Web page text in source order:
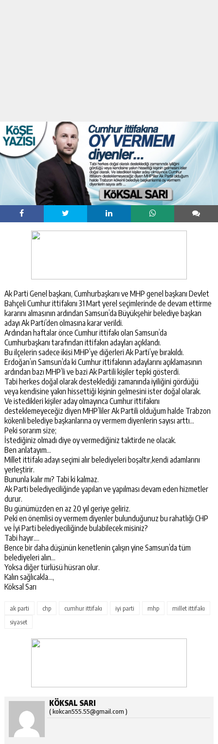
Ak Parti Genel başkanı, Cumhurbaşkanı ve MHP genel başkanı Devlet
Bahçeli Cumhur ittifakını 31 Mart yerel seçimlerinde de devam ettirme
kararını almasının ardından Samsun’da Büyükşehir belediye başkan
adayı Ak Parti’den olmasına karar verildi.
Ardından haftalar önce Cumhur ittifakı olan Samsun’da
Cumhurbaşkanı tarafından ittifakın adayları açıklandı.
Bu ilçelerin sadece ikisi MHP’ye diğerleri Ak Parti’ye bırakıldı.
Erdoğan’ın Samsun’da ki Cumhur ittifakının adaylarını açıklamasının
ardından bazı MHP’li ve bazi Ak Partili kişiler tepki gösterdi.
Tabi herkes doğal olarak desteklediği zamanında iyiliğini gördüğü
veya kendisine yakın hissettiği kişinin gelmesini ister doğal olarak.
Ve istedikleri kişiler aday olmayınca Cumhur ittifakını
desteklemeyeceğiz diyen MHP’liler Ak Partili olduğum halde Trabzon
kökenli belediye başkanlarına oy vermem diyenlerin sayısı arttı…
Peki sorarım size;
İstediğiniz olmadı diye oy vermediğiniz taktirde ne olacak.
Ben anlatayım…
Millet ittifakı adayı seçimi alır belediyeleri boşaltır,kendi adamlarını
yerleştirir.
Bununla kalır mı? Tabi ki kalmaz.
Ak Parti belediyeciliğinde yapılan ve yapılması devam eden hizmetler
durur.
Bu günümüzden en az 20 yıl geriye geliriz.
Peki en önemlisi oy vermem diyenler bulunduğunuz bu rahatlığı CHP
ve İyi Parti belediyeciliğinde bulabilecek misiniz?
Tabi hayır….
Bence bir daha düşünün kenetlenin çalışın yine Samsun’da tüm
belediyeleri alın…
Yoksa diğer türlüsü hüsran olur.
Kalın sağlıcakla…,
Köksal Sarı
ak parti chp cumhur ittifakı iyi parti mhp
millet ittifakı
siyaset
KÖKSAL SARI
( kokcan555.55@gmail.com )